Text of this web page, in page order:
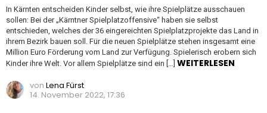
In Kärnten entscheiden Kinder selbst, wie ihre Spielplätze ausschauen
sollen: Bei der „Kärntner Spielplatzoffensive“ haben sie selbst
entschieden, welches der 36 eingereichten Spielplatzprojekte das Land in
ihrem Bezirk bauen soll. Für die neuen Spielplätze stehen insgesamt eine
Million Euro Förderung vom Land zur Verfügung. Spielerisch erobern sich
Kinder ihre Welt. Vor allem Spielplätze sind ein […] WEITERLESEN
von Lena Fürst
14. November 2022, 17:36